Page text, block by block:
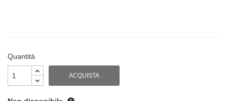
Quantità
ACQUISTA